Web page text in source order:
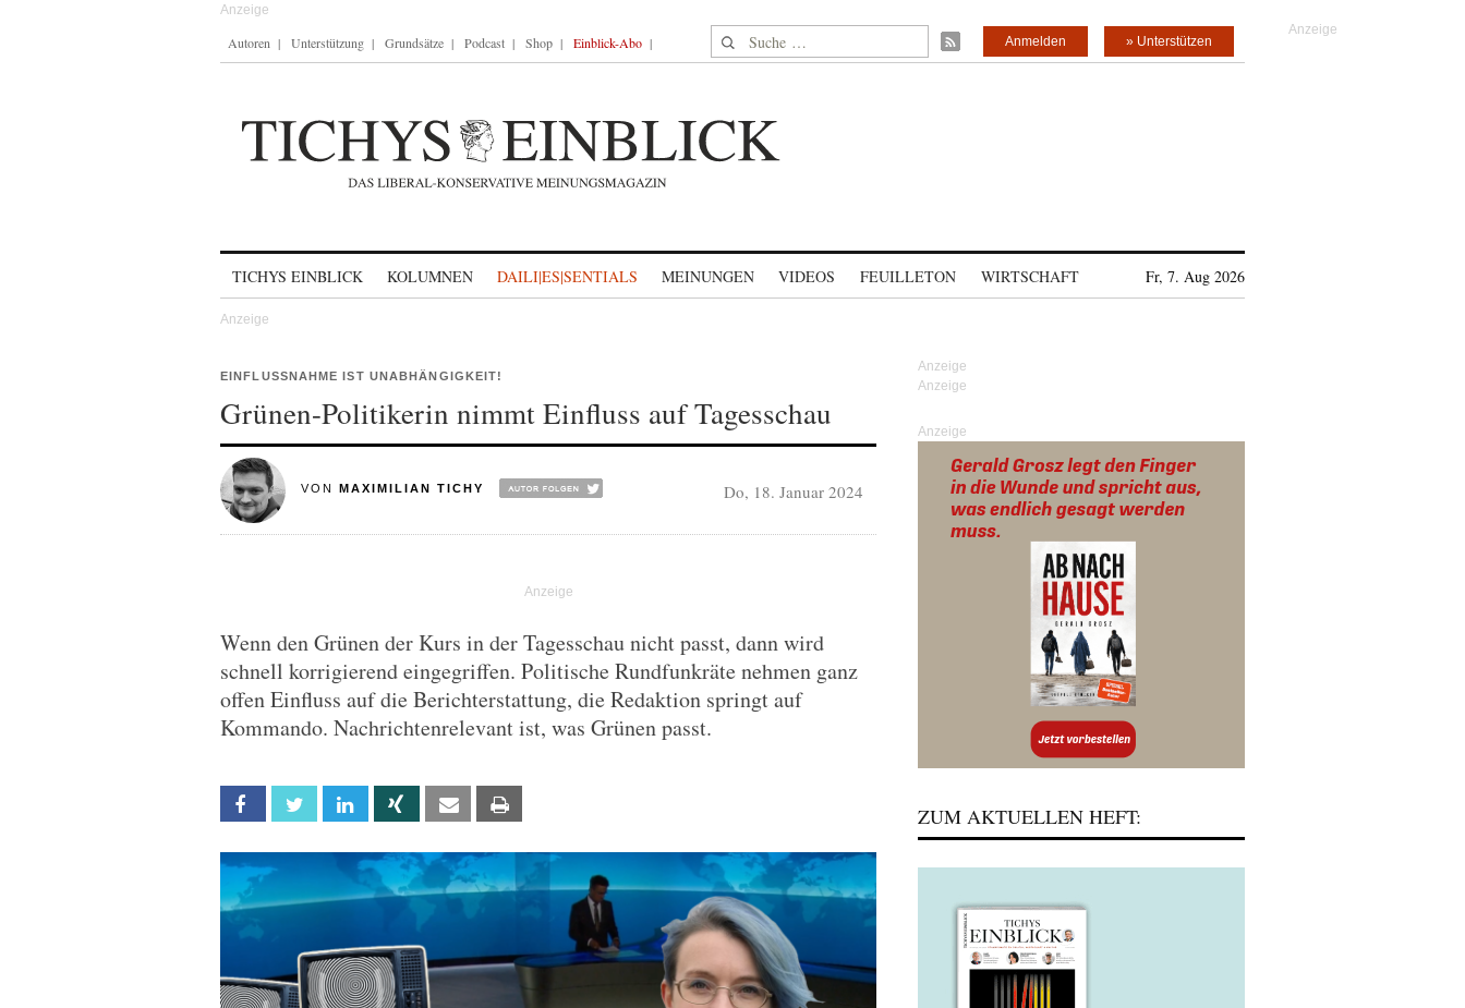
Autoren Unterstützung Grundsätze Podcast Shop Einblick-Abo Suche nach: » Unterstützen
Anmelden
TICHYS EINBLICK KOLUMNEN DAILI|ES|SENTIALS MEINUNGEN VIDEOS FEUILLETON WIRTSCHAFT Fr, 7. Aug 2026
EINFLUSSNAHME IST UNABHÄNGIGKEIT!
Grünen-Politikerin nimmt Einfluss auf Tagesschau
VON MAXIMILIAN TICHY Do, 18. Januar 2024
Wenn den Grünen der Kurs in der Tagesschau nicht passt, dann wird
schnell korrigierend eingegriffen. Politische Rundfunkräte nehmen ganz
offen Einfluss auf die Berichterstattung, die Redaktion springt auf
Kommando. Nachrichtenrelevant ist, was Grünen passt.
Facebook Twitter Linkedin Xing Email
Anzeige
ZUM AKTUELLEN HEFT: